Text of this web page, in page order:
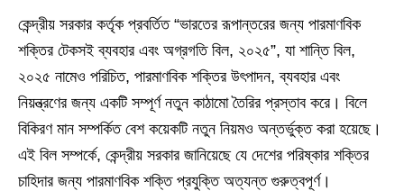
কেন্দ্রীয় সরকার কর্তৃক প্রবর্তিত “ভারতের রূপান্তরের জন্য পারমাণবিক
শক্তির টেকসই ব্যবহার এবং অগ্রগতি বিল, ২০২৫”, যা শান্তি বিল,
২০২৫ নামেও পরিচিত, পারমাণবিক শক্তির উৎপাদন, ব্যবহার এবং
নিয়ন্ত্রণের জন্য একটি সম্পূর্ণ নতুন কাঠামো তৈরির প্রস্তাব করে। বিলে
বিকিরণ মান সম্পর্কিত বেশ কয়েকটি নতুন নিয়মও অন্তর্ভুক্ত করা হয়েছে।
এই বিল সম্পর্কে, কেন্দ্রীয় সরকার জানিয়েছে যে দেশের পরিষ্কার শক্তির
চাহিদার জন্য পারমাণবিক শক্তি প্রযুক্তি অত্যন্ত গুরুত্বপূর্ণ।